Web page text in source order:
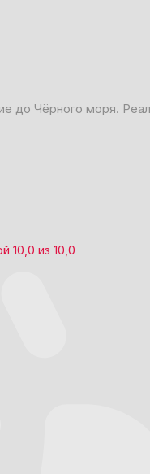
до Чёрного моря.
10,0 из 10,0